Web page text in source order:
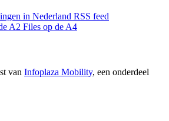
in Nederland RSS feed
A2 Files op de A4
van Infoplaza Mobility, een onderdeel